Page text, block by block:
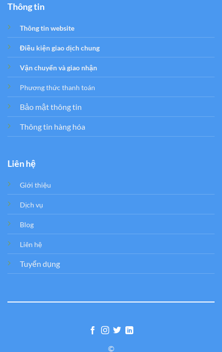
Thông tin
Thông tin website
Điều kiện giao dịch chung
Vận chuyển và giao nhận
Phương thức thanh toán
Bảo mật thông tin
Thông tin hàng hóa
Liên hệ
Giới thiệu
Dịch vụ
Blog
Liên hệ
Tuyển dụng
©